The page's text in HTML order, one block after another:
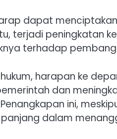
dapat
terjadi peningkatan
terhadap
harapan ke
dan
ini,
dalam